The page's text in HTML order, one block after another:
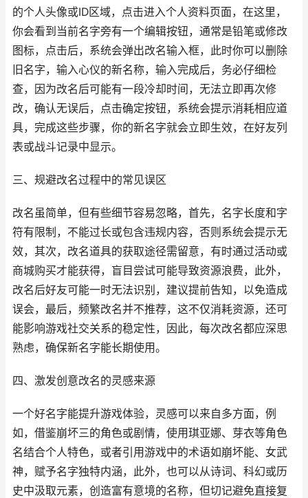
的个人头像或ID区域，点击进入个人资料页面，在这里，
你会看到当前名字旁有一个编辑按钮，通常是铅笔或修改
图标，点击后，系统会弹出改名输入框，此时你可以删除
旧名字，输入心仪的新名称，输入完成后，务必仔细检
查，因为改名后可能有一段冷却时间，无法立即再次修
改，确认无误后，点击确定按钮，系统会提示消耗相应道
具，完成这些步骤，你的新名字就会立即生效，在好友列
表或战斗记录中显示。
三、规避改名过程中的常见误区
改名虽简单，但有些细节容易忽略，首先，名字长度和字
符有限制，不能过长或包含违规内容，否则系统会提示无
效，其次，改名道具的获取途径需留意，有时通过活动或
商城购买才能获得，盲目尝试可能导致资源浪费，此外，
改名后好友可能一时无法识别，建议提前告知，以免造成
误会，最后，频繁改名并不推荐，这不仅消耗资源，还可
能影响游戏社交关系的稳定性，因此，每次改名都应深思
熟虑，确保新名字能长期使用。
四、激发创意改名的灵感来源
一个好名字能提升游戏体验，灵感可以来自多方面，例
如，借鉴崩坏三的角色或剧情，使用琪亚娜、芽衣等角色
名结合个人特色，或者引用游戏中的术语如崩坏能、女武
神，赋予名字独特内涵，此外，也可以从诗词、科幻或历
史中汲取元素，创造富有意境的名称，但切记避免直接复